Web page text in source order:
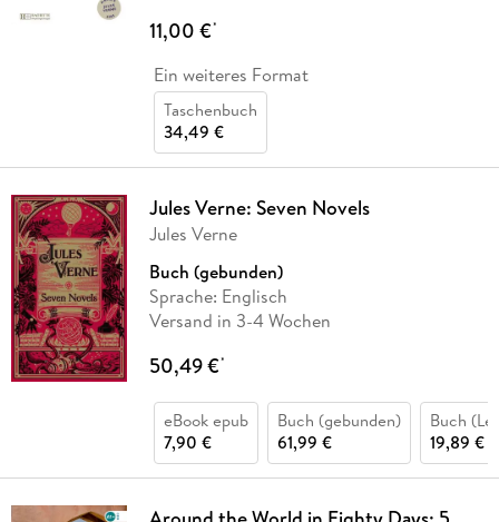
11,00 €*
Ein weiteres Format
Taschenbuch
34,49 €
Jules Verne: Seven Novels
Jules Verne
Buch (gebunden)
Sprache: Englisch
Versand in 3-4 Wochen
50,49 €*
eBook epub
7,90 €
Buch (gebunden)
61,99 €
Buch
19,89 €